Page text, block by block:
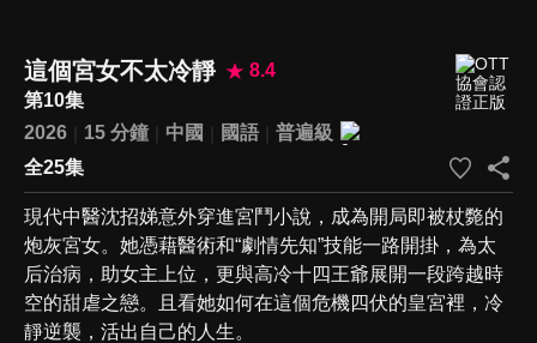
這個宮女不太冷靜
8.4
第10集
2026
15 分鐘 中國 國語
普遍級
全25集
現代中醫沈招娣意外穿進宮鬥小說，成為開局即被杖斃的
炮灰宮女。她憑藉醫術和“劇情先知”技能一路開掛，為太
后治病，助女主上位，更與高冷十四王爺展開一段跨越時
空的甜虐之戀。且看她如何在這個危機四伏的皇宮裡，冷
靜逆襲，活出自己的人生。